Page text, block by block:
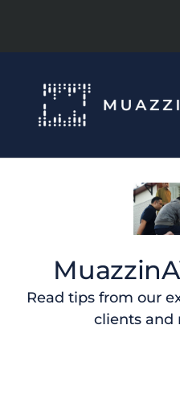
Read tips from our
clients and